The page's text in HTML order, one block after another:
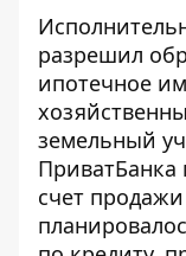
разрешил
ипотечное
земельный
ПриватБанка
счет